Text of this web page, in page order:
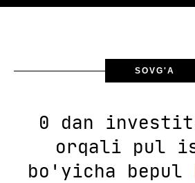
SOVG'A
0 dan
orqali pul
bo'yicha bepul